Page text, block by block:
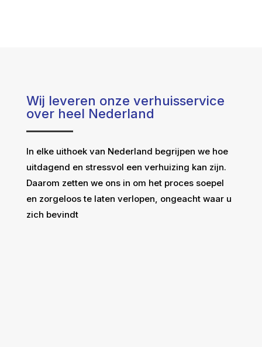
Wij leveren onze verhuisservice
over heel Nederland
In elke uithoek van Nederland begrijpen we hoe
uitdagend en stressvol een verhuizing kan zijn.
Daarom zetten we ons in om het proces soepel
en zorgeloos te laten verlopen, ongeacht waar u
zich bevindt